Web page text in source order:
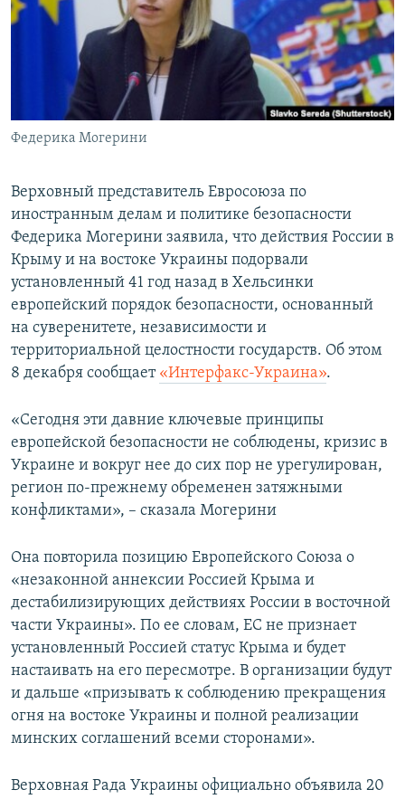
ПОБЕДИТЕЛЕЙ НЕ СУДЯТ?
КРЫМ.НЕПОКОРЕННЫЙ
УКРАИНСКАЯ ПРОБЛЕМА КРЫМА
ПРИСОЕДИНЯЙТЕСЬ!
Все сайты RFE/RL
Федерика Могерини
Верховный представитель Евросоюза по
иностранным делам и политике безопасности
Федерика Могерини заявила, что действия России в
Крыму и на востоке Украины подорвали
установленный 41 год назад в Хельсинки
европейский порядок безопасности, основанный
на суверенитете, независимости и
территориальной целостности государств. Об этом
8 декабря сообщает «Интерфакс-Украина».
«Сегодня эти давние ключевые принципы
европейской безопасности не соблюдены, кризис в
Украине и вокруг нее до сих пор не урегулирован,
регион по-прежнему обременен затяжными
конфликтами», – сказала Могерини
Она повторила позицию Европейского Союза о
«незаконной аннексии Россией Крыма и
дестабилизирующих действиях России в восточной
части Украины». По ее словам, ЕС не признает
установленный Россией статус Крыма и будет
настаивать на его пересмотре. В организации будут
и дальше «призывать к соблюдению прекращения
огня на востоке Украины и полной реализации
минских соглашений всеми сторонами».
Верховная Рада Украины официально объявила 20